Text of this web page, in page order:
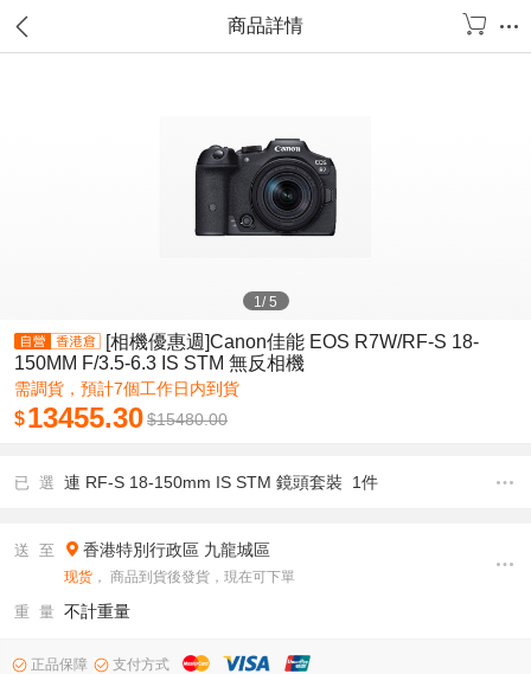
商品詳情
1/5
[相機優惠週]Canon佳能 EOS R7W/RF-S 18-
150MM F/3.5-6.3 IS STM 無反相機
需調貨，預計7個工作日内到貨
$13455.30$15480.00
已 選 連 RF-S 18-150mm IS STM 鏡頭套裝 1件
送 至 香港特別行政區 九龍城區
现货 ， 商品到貨後發貨，現在可下單
重 量 不計重量
正品保障 支付方式